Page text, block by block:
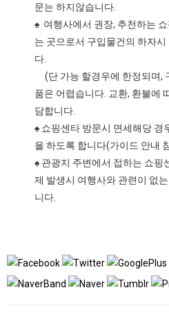
문는 하지않습니다.
♠ 여행사에서 권장, 추천하는
는 곳으로서 구입물건의 하자
다.
(단 가능 할경우에 한정되며,
품은 어렵습니다. 교환, 환불에
담합니다.
♠ 쇼핑센타 방문시 면세해당 경
을 하도록 합니다(가이드 안내
♠ 관광지 주변에서 접하는 쇼핑
제 발생시 여행사와 관련이 없
니다.